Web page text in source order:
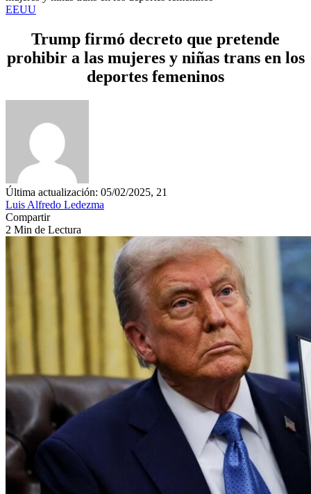
EEUU
Trump firmó decreto que pretende
prohibir a las mujeres y niñas trans en los
deportes femeninos
Última actualización: 05/02/2025, 21
Luis Alfredo Ledezma
Compartir
2 Min de Lectura